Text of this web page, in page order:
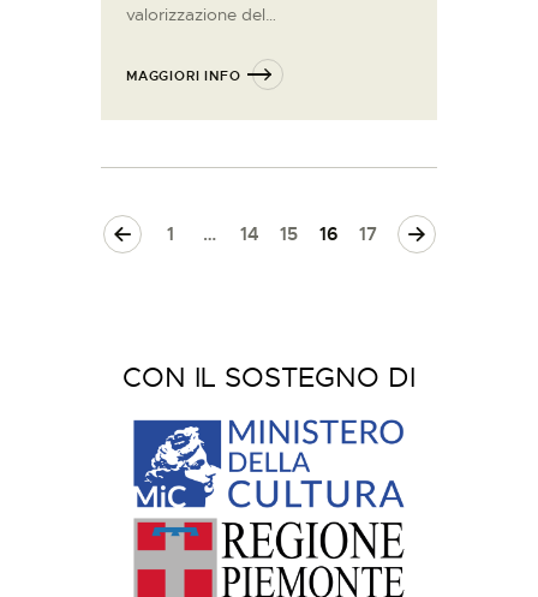
valorizzazione del…
MAGGIORI INFO
1 … 14 15 16 17
>
CON IL SOSTEGNO DI